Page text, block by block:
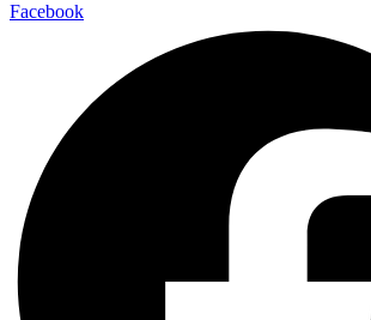
Facebook